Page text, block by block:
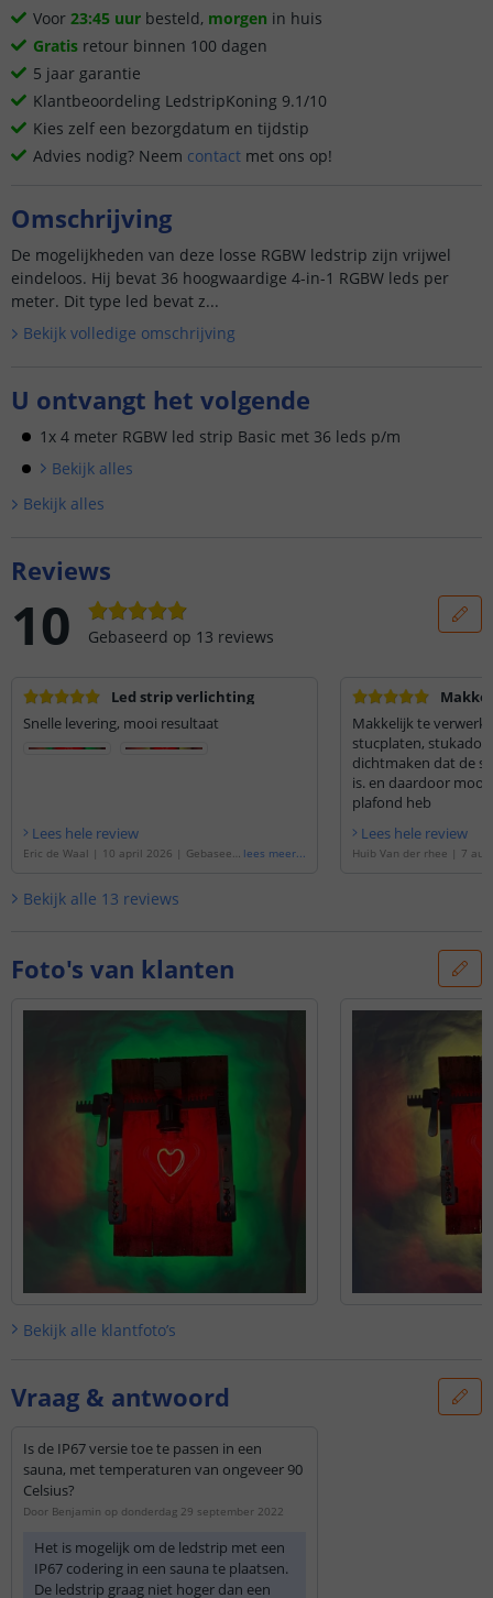
Voor 23:45 uur besteld, morgen in huis
Gratis retour binnen 100 dagen
5 jaar garantie
Klantbeoordeling LedstripKoning 9.1/10
Kies zelf een bezorgdatum en tijdstip
Advies nodig? Neem contact met ons op!
Omschrijving
De mogelijkheden van deze losse RGBW ledstrip zijn vrijwel
eindeloos. Hij bevat 36 hoogwaardige 4-in-1 RGBW leds per
meter. Dit type led bevat z...
Bekijk volledige omschrijving
U ontvangt het volgende
1x 4 meter RGBW led strip Basic met 36 leds p/m
Bekijk alles
Bekijk alles
Reviews
10 Gebaseerd op 13 reviews
Led strip verlichting
Snelle levering, mooi resultaat
Lees hele review
Eric de Waal | 10 april 2026 | Gebaseer
lees meer...
Makkelijk te
stucplaten,
dichtmaken dat de
is. en daardoor
plafond heb
Lees hele review
Huib Van der rhee | 7
Bekijk alle 13 reviews
Foto's van klanten
Bekijk alle klantfoto’s
Vraag & antwoord
Is de IP67 versie toe te passen in een
sauna, met temperaturen van ongeveer 90
Celsius?
Door Benjamin op donderdag 29 september 2022
Het is mogelijk om de ledstrip met een
IP67 codering in een sauna te plaatsen.
De ledstrip graag niet hoger dan een